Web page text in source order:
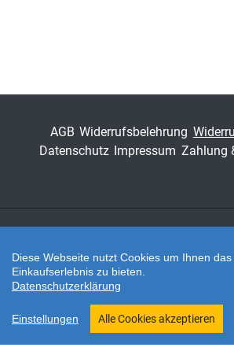
ISSN 1435-6244
Band 26
AGB Widerrufsbelehrung
Datenschutz Impressum Zahlung
Twitter
Shop erstellt mit
Diese Webseite nutzt Cookies um Ihnen
Einkaufserlebnis zu bieten.
Datenschutzerklärung
Einstellungen Alle Cookies akzeptieren